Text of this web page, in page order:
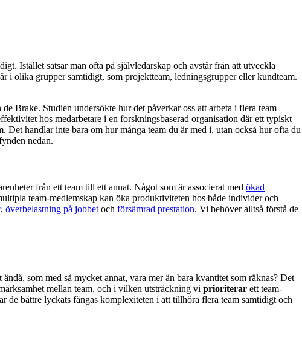
Istället satsar man ofta på självledarskap och avstår från att utveckla
i olika grupper samtidigt, som projektteam, ledningsgrupper eller kundteam.
Brake. Studien undersökte hur det påverkar oss att arbeta i flera team
hos medarbetare i en forskningsbaserad organisation där ett typiskt
Det handlar inte bara om hur många team du är med i, utan också hur ofta du
nedan.
från ett team till ett annat. Något som är associerat med ökad
team-medlemskap kan öka produktiviteten hos både individer och
, överbelastning på jobbet och försämrad prestation. Vi behöver alltså förstå de
som med så mycket annat, vara mer än bara kvantitet som räknas? Det
mellan team, och i vilken utsträckning vi prioriterar ett team-
de bättre lyckats fångas komplexiteten i att tillhöra flera team samtidigt och